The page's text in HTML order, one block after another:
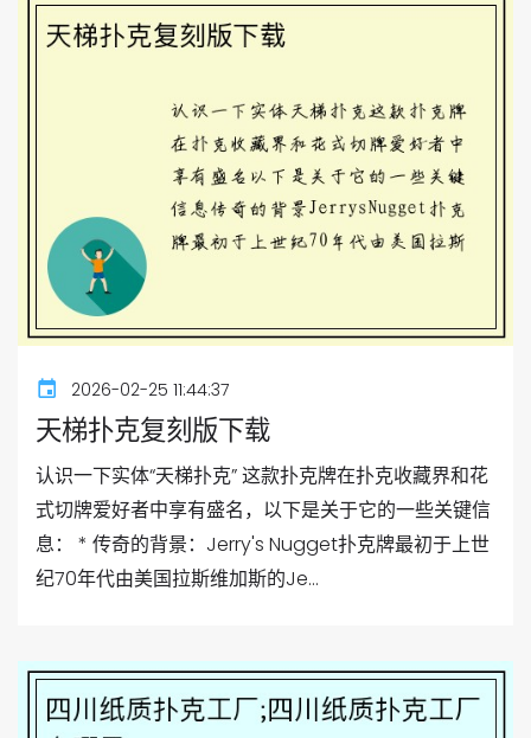
2026-02-25 11:44:37
天梯扑克复刻版下载
认识一下实体“天梯扑克” 这款扑克牌在扑克收藏界和花
式切牌爱好者中享有盛名，以下是关于它的一些关键信
息： * 传奇的背景：Jerry's Nugget扑克牌最初于上世
纪70年代由美国拉斯维加斯的Je...